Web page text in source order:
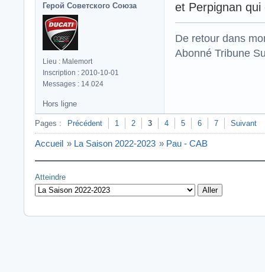
Герой Советского Союза
Lieu : Malemort
Inscription : 2010-10-01
Messages : 14 024
et Perpignan qui
De retour dans
Abonné Tribune
Hors ligne
Pages : Précédent 1 2 3 4 5 6 7 Suivant
Accueil » La Saison 2022-2023 » Pau - CAB
Atteindre